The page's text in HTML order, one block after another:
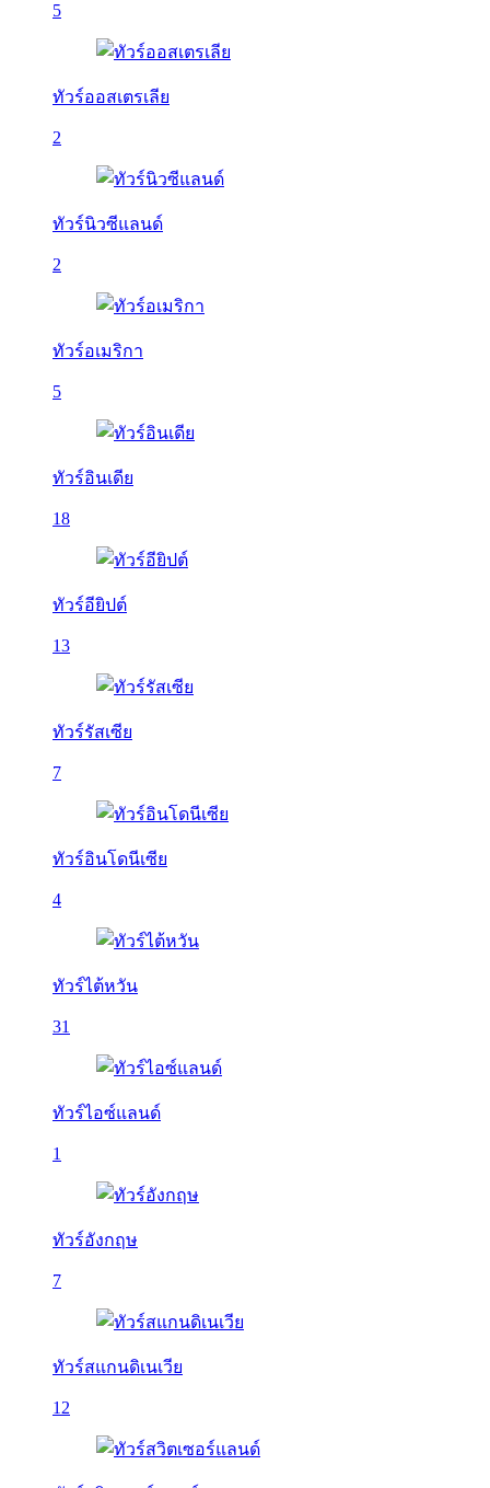
5
ทัวร์ออสเตรเลีย
2
ทัวร์นิวซีแลนด์
2
ทัวร์อเมริกา
5
ทัวร์อินเดีย
18
ทัวร์อียิปต์
13
ทัวร์รัสเซีย
7
ทัวร์อินโดนีเซีย
4
ทัวร์ไต้หวัน
31
ทัวร์ไอซ์แลนด์
1
ทัวร์อังกฤษ
7
ทัวร์สแกนดิเนเวีย
12